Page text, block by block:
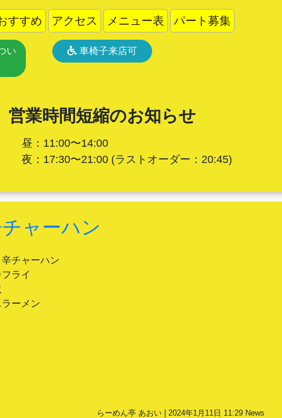
すすめ アクセス メニュー表 パート募集
い
車椅子来店可
営業時間短縮のお知らせ
昼：11:00〜14:00
夜：17:30〜21:00(ラストオーダー：20:45)
ャーハン
辛チャーハン
ライ
ラーメン
らーめん亭 あおい | 2024年1月11日 11:29 News